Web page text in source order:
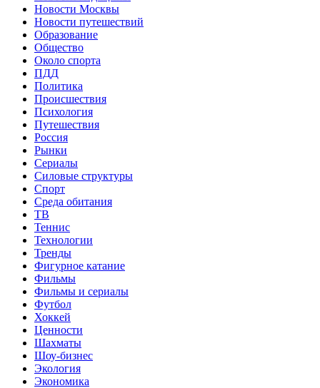
Новости Москвы
Новости путешествий
Образование
Общество
Около спорта
ПДД
Политика
Происшествия
Психология
Путешествия
Россия
Рынки
Сериалы
Силовые структуры
Спорт
Среда обитания
ТВ
Теннис
Технологии
Тренды
Фигурное катание
Фильмы
Фильмы и сериалы
Футбол
Хоккей
Ценности
Шахматы
Шоу-бизнес
Экология
Экономика